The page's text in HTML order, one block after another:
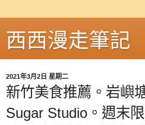
西西漫走筆記
2021年3月2日 星期二
新竹美食推薦。岩嶼
Sugar Studio。週末